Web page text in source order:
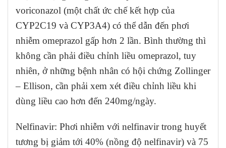
voriconazol (một chất ức chế kết hợp của
CYP2C19 và CYP3A4) có thể dẫn đến phơi
nhiễm omeprazol gấp hơn 2 lần. Bình thường thì
không cần phải điều chỉnh liều omeprazol, tuy
nhiên, ở những bệnh nhân có hội chứng Zollinger
– Ellison, cần phải xem xét điều chỉnh liều khi
dùng liều cao hơn đến 240mg/ngày.
Nelfinavir: Phơi nhiễm với nelfinavir trong huyết
tương bị giảm tới 40% (nồng độ nelfinavir) và 75